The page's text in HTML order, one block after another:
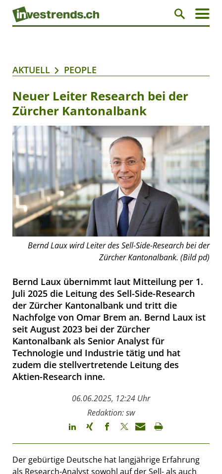
AKTUELL PEOPLE
Neuer Leiter Research bei der
Zürcher Kantonalbank
Bernd Laux wird Leiter des Sell-Side-Research bei der
Zürcher Kantonalbank. (Bild pd)
Bernd Laux übernimmt laut Mitteilung per 1.
Juli 2025 die Leitung des Sell-Side-Research
der Zürcher Kantonalbank und tritt die
Nachfolge von Omar Brem an. Bernd Laux ist
seit August 2023 bei der Zürcher
Kantonalbank als Senior Analyst für
Technologie und Industrie tätig und hat
zudem die stellvertretende Leitung des
Aktien-Research inne.
06.06.2025, 12:24 Uhr
Redaktion: sw
Der gebürtige Deutsche hat langjährige Erfahrung
als Research-Analyst sowohl auf der Sell- als auch